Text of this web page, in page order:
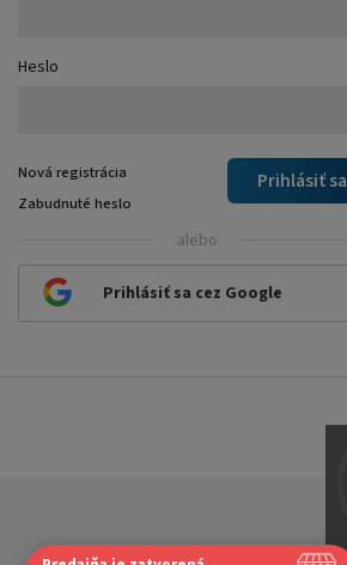
Heslo
Prihlásiť sa
Nová registrácia
Zabudnuté heslo
alebo
Prihlásiť sa cez Google